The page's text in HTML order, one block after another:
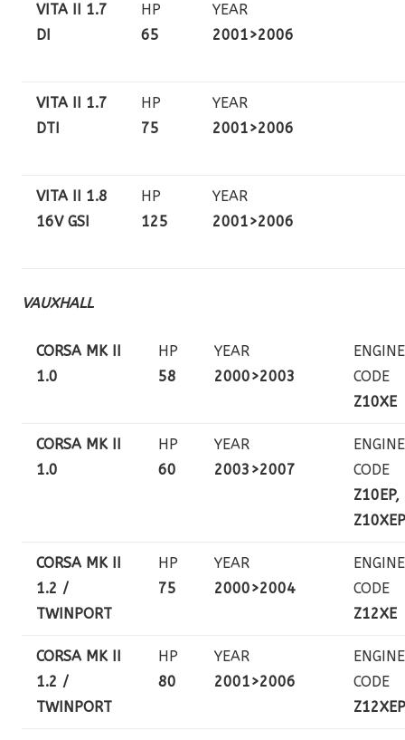
VITA II 1.7
DI
HP
65
YEAR
2001>2006
VITA II 1.7
DTI
HP
75
YEAR
2001>2006
VITA II 1.8
16V GSI
HP
125
YEAR
2001>2006
VAUXHALL
CORSA MK II
1.0
HP
58
YEAR
2000>2003
ENGINE
CODE
Z10XE
CORSA MK II
1.0
HP
60
YEAR
2003>2007
ENGINE
CODE
Z10EP,
Z10XEP
CORSA MK II
1.2 /
TWINPORT
HP
75
YEAR
2000>2004
ENGINE
CODE
Z12XE
CORSA MK II
1.2 /
TWINPORT
HP
80
YEAR
2001>2006
ENGINE
CODE
Z12XEP